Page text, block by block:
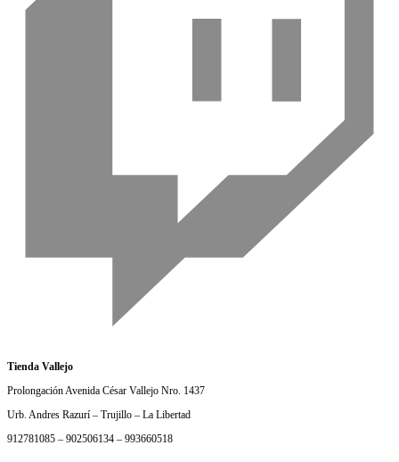
Tienda Vallejo
Prolongación Avenida César Vallejo Nro. 1437
Urb. Andres Razurí – Trujillo – La Libertad
912781085 – 902506134 – 993660518